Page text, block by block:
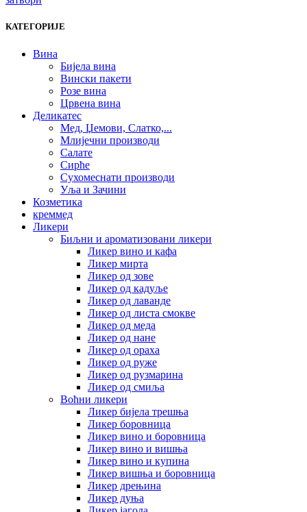
КАТЕГОРИЈЕ
Вина
Бијела вина
Вински пакети
Розе вина
Црвена вина
Деликатес
Мед, Џемови, Слатко,...
Млијечни производи
Салате
Сирће
Сухомеснати производи
Уља и Зачини
Козметика
креммед
Ликери
Биљни и ароматизовани ликери
Ликер вино и кафа
Ликер мирта
Ликер од зове
Ликер од кадуље
Ликер од лаванде
Ликер од листа смокве
Ликер од меда
Ликер од нане
Ликер од ораха
Ликер од руже
Ликер од рузмарина
Ликер од смиља
Воћни ликери
Ликер бијела трешња
Ликер боровница
Ликер вино и боровница
Ликер вино и вишња
Ликер вино и купина
Ликер вишња и боровница
Ликер дрењина
Ликер дуња